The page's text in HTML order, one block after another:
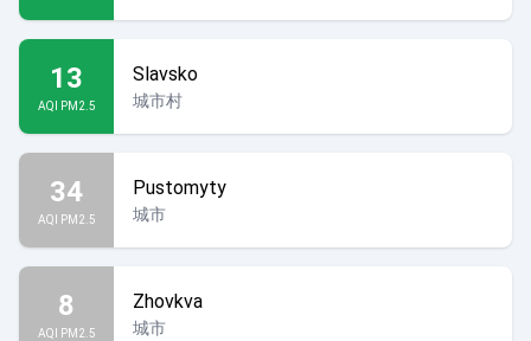
13
AQI PM2.5
Slavsko
城市村
34
AQI PM2.5
Pustomyty
城市
8
AQI PM2.5
Zhovkva
城市